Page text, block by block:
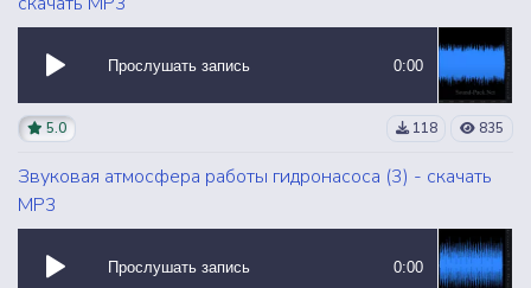
Прослушать запись 0:00
5.0 118 835
Звуковая атмосфера работы гидронасоса (3) - скачать
MP3
Прослушать запись 0:00